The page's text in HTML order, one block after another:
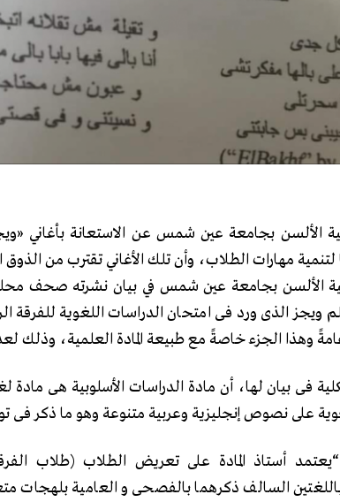
الألسن بجامعة عين شمس عن الاستعانة بأغاني
لتنمية مهارات الطلاب، وأن تلك الأغاني تقترب من
الألسن بجامعة عين شمس في بيان نشرته صحف
وهذا الجزء خاصةً مع طبيعة المادة العلمية، وذلك
فى بيان لها، أن مادة الدراسات الأسلوبية هى مادة
على نصوص إنجليزية وعربية متنوعة وهو ما ذكر فى
أستاذ المادة على تعريض الطلاب (طلاب
السالف ذكرهما بالفصحى و العامية بلهجات